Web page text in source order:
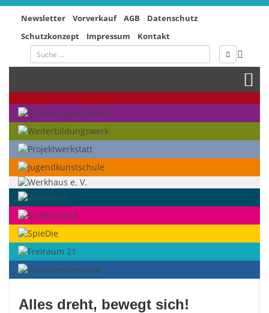
Newsletter Vorverkauf AGB
Datenschutz
Schutzkonzept
Impressum Kontakt
Alles dreht, bewegt sich!